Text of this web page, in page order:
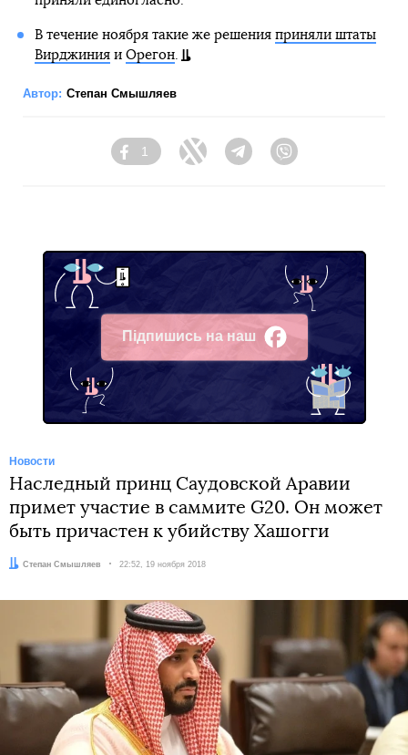
В течение ноября такие же решения приняли штаты
Вирджинияи Орегон.
Автор: Степан Смышляев
Facebook
1
Twitter TelegramViber
Підпишись на наш
Facebook
Новости
Наследный принц Саудовской Аравии
примет участие в саммите G20. Он может
быть причастен к убийству Хашогги
Автор:
Степан Смышляев Дата:
22:52, 19 ноября 2018